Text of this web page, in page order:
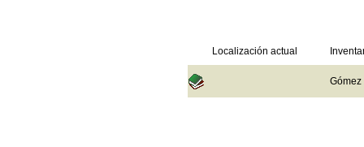
Localización actual
Gómez